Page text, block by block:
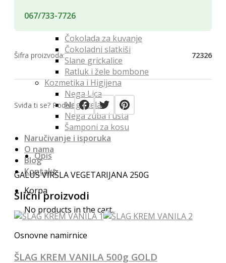
Konditori
Čokolada za kuvanje
Čokoladni slatkiši
Slane grickalice
Ratluk i žele bombone
Kozmetika i Higijena
Nega Lica
Nega tela
Nega zuba i usta
Šamponi za kosu
Naručivanje i isporuka
O nama
Blog
Kontakt
Korpa
No products in the cart.
067/733-7726
Šifra proizvoda: 72326
Sviđa ti se? Podeli:
Opis
GALUS VIRŠLA VEGETARIJANA 250G
Slični proizvodi
Osnovne namirnice
ŠLAG KREM VANILA 500g GOLD